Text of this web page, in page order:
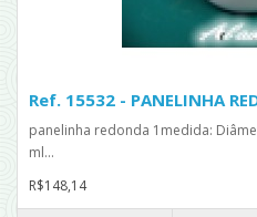
Ref. 15532 - PANELINHA
panelinha redonda 1medida:
ml...
R$148,14